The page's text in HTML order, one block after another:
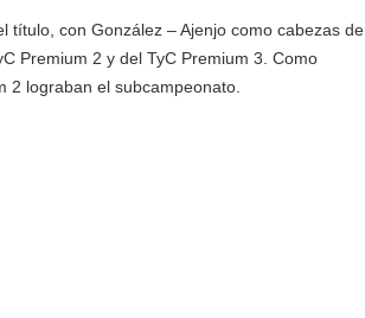
título, con González – Ajenjo como cabezas de
Premium 2 y del TyC Premium 3. Como
2 lograban el subcampeonato.